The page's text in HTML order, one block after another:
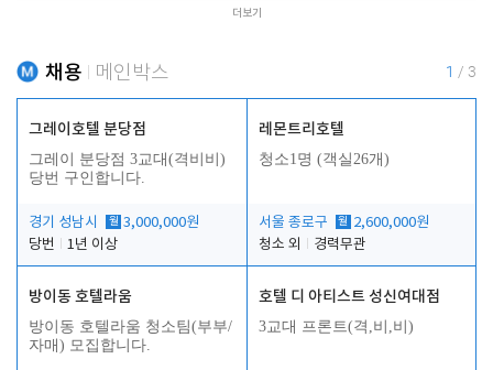
더보기
채용 메인박스 1 / 3
그레이호텔 분당점
그레이 분당점 3교대(격비비)
당번 구인합니다.
경기 성남시 월 3,000,000원
당번
1년 이상
레몬트리호텔
청소1명 (객실26개)
서울 종로구 월 2,600,000원
청소 외
경력무관
방이동 호텔라움
방이동 호텔라움 청소팀(부부/
자매) 모집합니다.
호텔 디 아티스트 성신여대점
3교대 프론트(격,비,비)